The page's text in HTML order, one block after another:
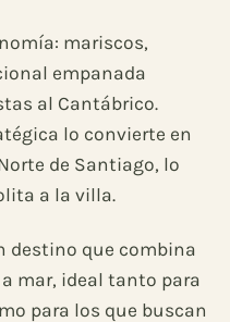
mariscos,
empanada
al Cantábrico.
lo convierte en
de Santiago, lo
a la villa.
destino que combina
mar, ideal tanto para
para los que buscan